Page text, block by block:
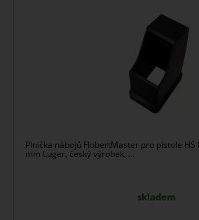
Plnička nábojů FlobertMaster pro pistole HS
mm Luger, český výrobek, ...
skladem